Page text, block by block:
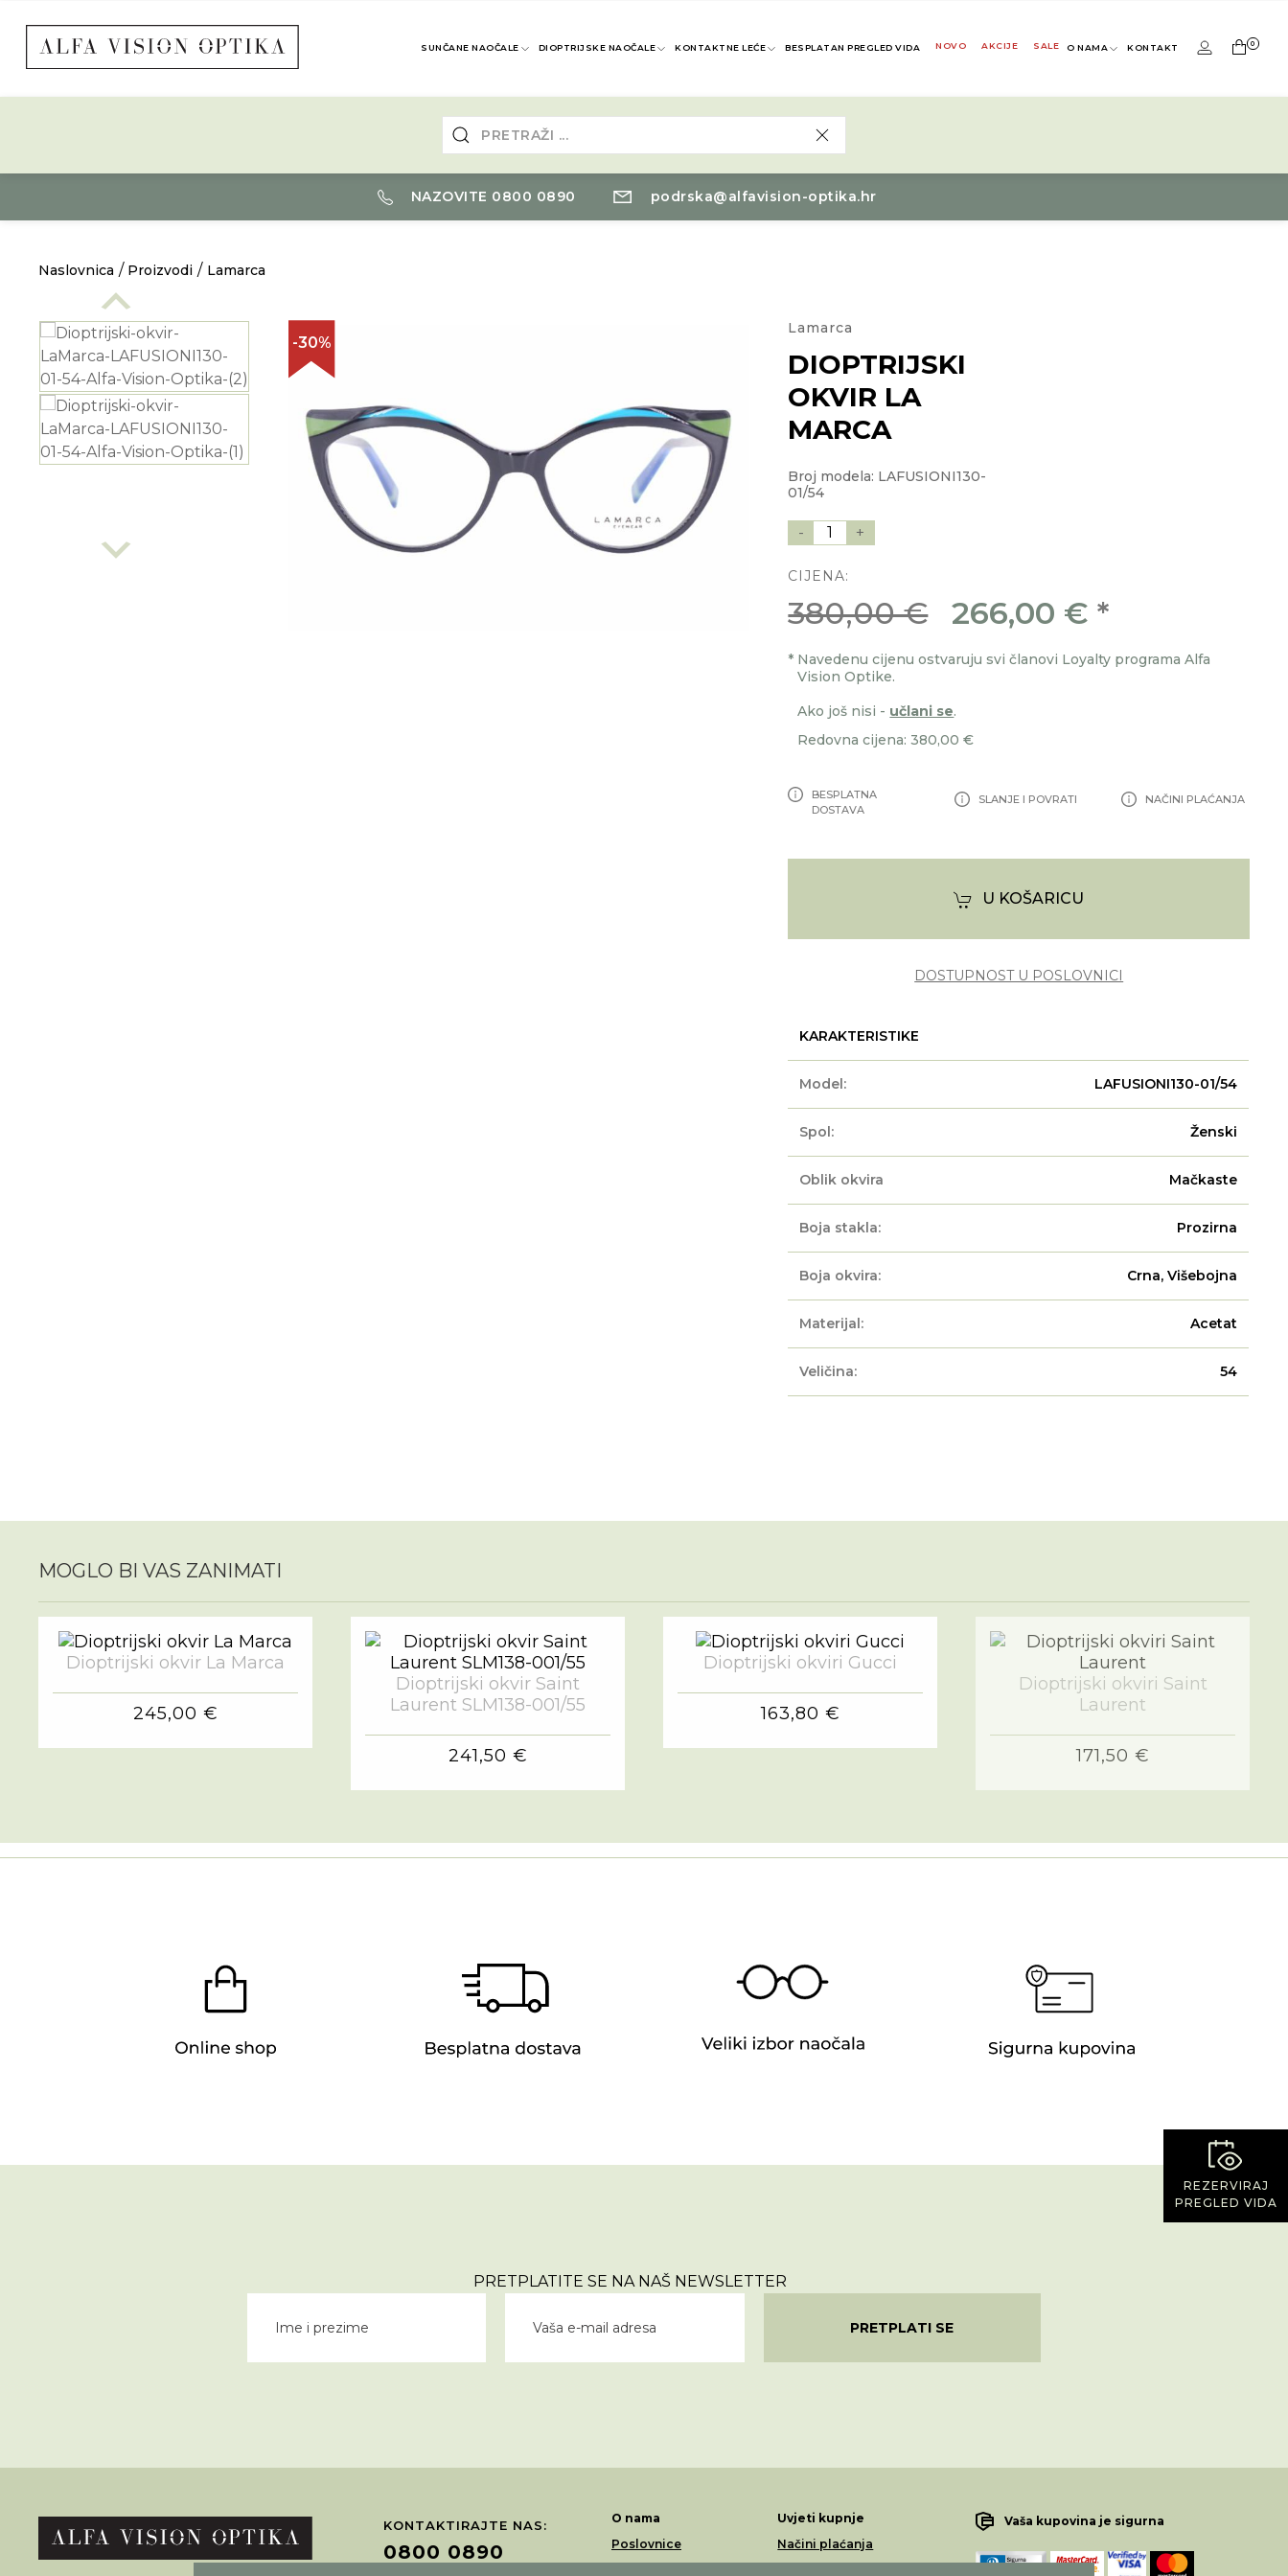
SUNČANE NAOČALE DIOPTRIJSKE NAOČALE KONTAKTNE LEĆE BESPLATAN PREGLED VIDA NOVO AKCIJE SALE O NAMA KONTAKT 0
NAZOVITE 0800 0890 podrska@alfavision-optika.hr
REZERVIRAJ
PREGLED VIDA
Naslovnica Proizvodi Lamarca
-30%
Lamarca
DIOPTRIJSKI
OKVIR LA
MARCA
Broj modela: LAFUSIONI130-
01/54
- 1 +
CIJENA:
380,00 € 266,00 € *
* Navedenu cijenu ostvaruju svi članovi Loyalty programa Alfa
Vision Optike.
Ako još nisi - učlani se.
Redovna cijena: 380,00 €
BESPLATNA
DOSTAVA
SLANJE I POVRATI NAČINI PLAĆANJA
U KOŠARICU
DOSTUPNOST U POSLOVNICI
KARAKTERISTIKE
Model: LAFUSIONI130-01/54
Spol: Ženski
Oblik okvira Mačkaste
Boja stakla: Prozirna
Boja okvira: Crna, Višebojna
Materijal: Acetat
Veličina: 54
MOGLO BI VAS ZANIMATI
Dioptrijski okvir La Marca
245,00 €
Dioptrijski okvir Saint
Laurent SLM138-001/55
241,50 €
Dioptrijski okviri Gucci
163,80 €
Dioptrijski okviri Saint
Laurent
171,50 €
PRETPLATITE SE NA NAŠ NEWSLETTER
PRETPLATI SE
KONTAKTIRAJTE NAS:
0800 0890
O nama
Poslovnice
Uvjeti kupnje
Načini plaćanja
Vaša kupovina je sigurna